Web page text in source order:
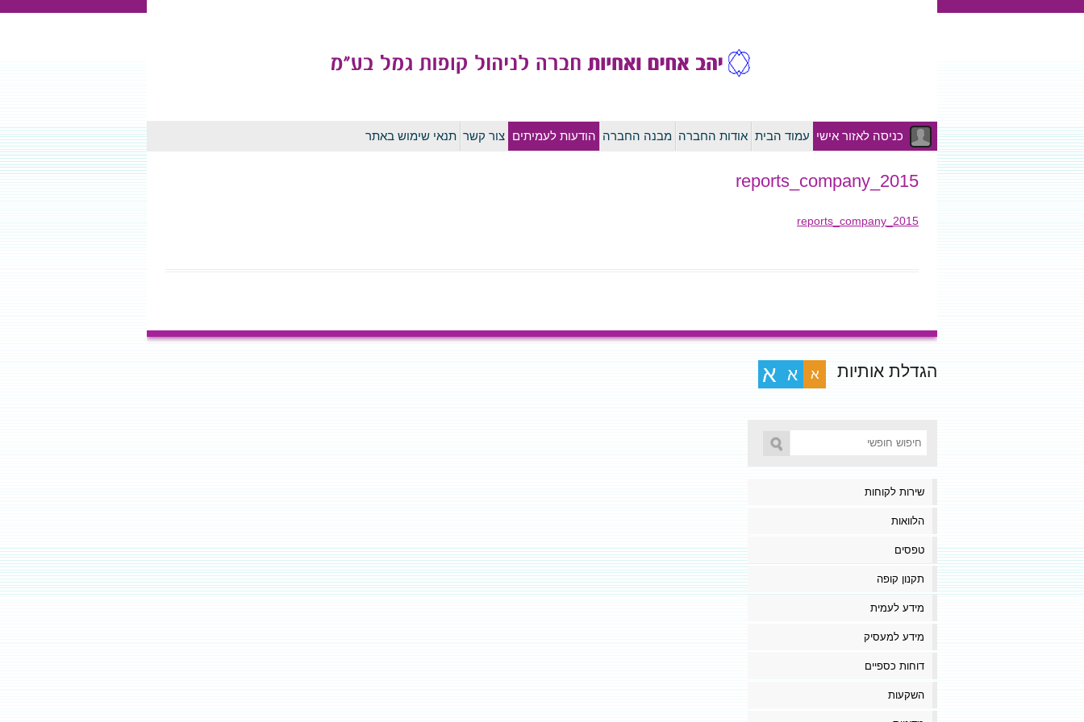
לדלג
לתוכן
כניסה לאזור אישי עמוד הבית אודות החברה מבנה החברה הודעות לעמיתים צור קשר תנאי שימוש באתר
2015_reports_company
2015_reports_company
הגדלת אותיות א א א
שירות לקוחות
הלוואות
טפסים
תקנון קופה
מידע לעמית
מידע למעסיק
דוחות כספיים
השקעות